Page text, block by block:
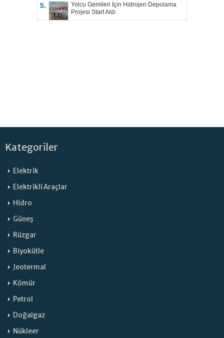
5.
Yolcu Gemileri İçin Hidrojen Depolama
Projesi Start Aldı
Kategoriler
Elektrik
Elektrikli Araçlar
Hidro
Güneş
Rüzgar
Biyokütle
Jeotermal
Kömür
Petrol
Doğalgaz
Nükleer